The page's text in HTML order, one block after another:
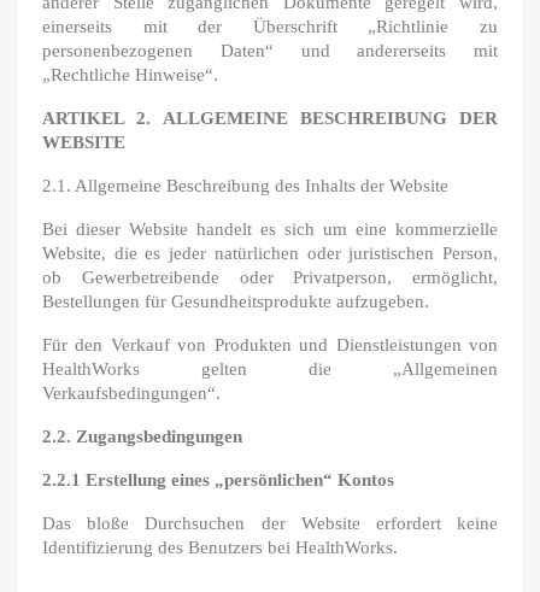
einerseits mit der Überschrift „Richtlinie zu
personenbezogenen Daten“ und andererseits mit
„Rechtliche Hinweise“.
ARTIKEL 2. ALLGEMEINE BESCHREIBUNG DER
WEBSITE
2.1. Allgemeine Beschreibung des Inhalts der Website
Bei dieser Website handelt es sich um eine kommerzielle
Website, die es jeder natürlichen oder juristischen Person,
ob Gewerbetreibende oder Privatperson, ermöglicht,
Bestellungen für Gesundheitsprodukte aufzugeben.
Für den Verkauf von Produkten und Dienstleistungen von
HealthWorks gelten die „Allgemeinen
Verkaufsbedingungen“.
2.2. Zugangsbedingungen
2.2.1 Erstellung eines „persönlichen“ Kontos
Das bloße Durchsuchen der Website erfordert keine
Identifizierung des Benutzers bei HealthWorks.